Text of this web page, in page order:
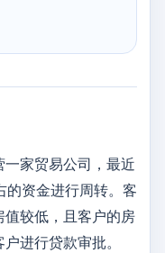
家贸易公司，最近
的资金进行周转。客
值较低，且客户的房
进行贷款审批。